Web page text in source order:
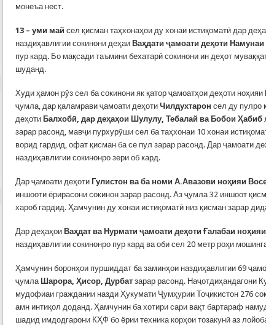
монеъа нест.
13 – уми май сел қисман таҳхонаҳои ду хонаи истиқоматӣ дар
наздиҳавлигии сокинони деҳаи Ваҳдати ҷамоати деҳоти
пур кард. Бо мақсади таъмини бехатарӣ сокинони ин деҳот
шуданд.
Худи ҳамон рӯз сел ба сокинони як қатор ҷамоатҳои деҳоти ноҳияи
ҷумла, дар қаламрави ҷамоати деҳотиЧилдухтарон сел ду пулро
деҳоти Балхобӣ, дар деҳаҳои Шулулу, Тебалай ва Бобои Ҳабиб
зарар расонд, мавҷи пурхурӯши сел ба таҳхонаи 10 хонаи
ворид гардид, офат қисман ба се пул зарар расонд. Дар ҷамоати
наздиҳавлигии сокинонро зери об кард.
Дар ҷамоати деҳоти Гулистон ва ба номи А.Авазови ноҳияи
иншооти ёрирасони сокинон зарар расонд. Аз ҷумла 32 иншоот
хароб гардид. Ҳамчунин ду хонаи истиқоматӣ низ қисман зарар
Дар деҳаҳои Ваҳдат ва Нурмати ҷамоати деҳоти Ғалабаи
наздиҳавлигии сокинонро пур кард ва оби сел 20 метр роҳи
Ҳамчунин боронҳои пуршиддат ба заминҳои наздиҳавлигии 69
ҷумла Шарора, Ҳисор, Дурбат зарар расонд. Наҷотдиҳандагони
мудофиаи граждании назди Ҳукумати Ҷумҳурии Тоҷикистон 276
амн интиқол доданд. Ҳамчунин ба хотири сари вақт бартараф
шадид имдодгарони КҲФ бо ёрии техника корҳои тозакунӣ аз